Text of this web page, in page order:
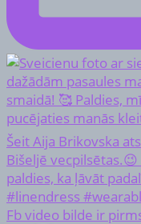
Fb video bilde ir